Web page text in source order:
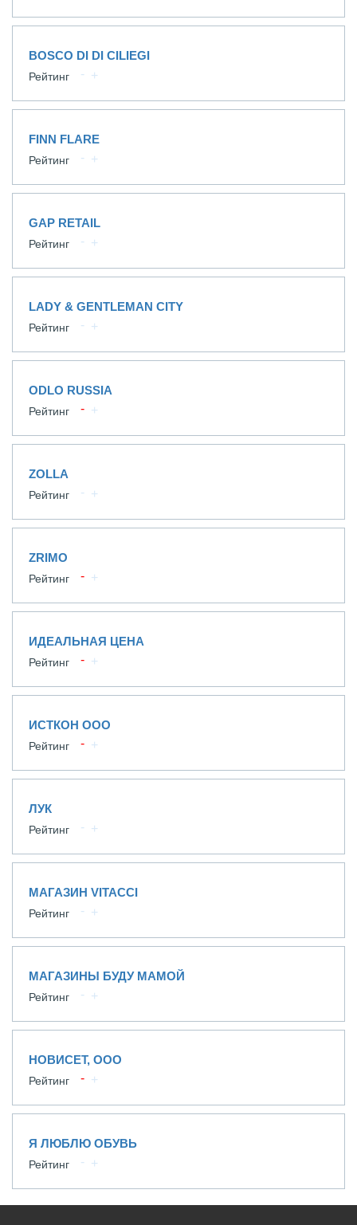
BOSCO DI DI CILIEGI
Рейтинг
FINN FLARE
Рейтинг
GAP RETAIL
Рейтинг
LADY & GENTLEMAN CITY
Рейтинг
ODLO RUSSIA
Рейтинг
ZOLLA
Рейтинг
ZRIMO
Рейтинг
ИДЕАЛЬНАЯ ЦЕНА
Рейтинг
ИСТКОН ООО
Рейтинг
ЛУК
Рейтинг
МАГАЗИН VITACCI
Рейтинг
МАГАЗИНЫ БУДУ МАМОЙ
Рейтинг
НОВИСЕТ, ООО
Рейтинг
Я ЛЮБЛЮ ОБУВЬ
Рейтинг